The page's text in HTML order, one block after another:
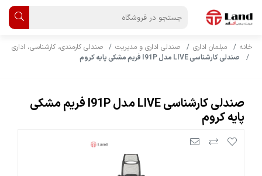
خانه مبلمان اداری صندلی اداری و مدیریت
صندلی کارمندی، کارشناسی، اداری
صندلی کارشناسی LIVE مدل I91P فریم مشکی پایه کروم
صندلی کارشناسی LIVE مدل I91P فریم مشکی
پایه کروم